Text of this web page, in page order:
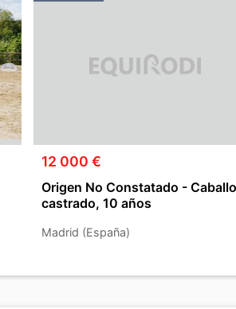
12 000 €
Origen No Constatado - Caballo
castrado, 10 años
Madrid (España)